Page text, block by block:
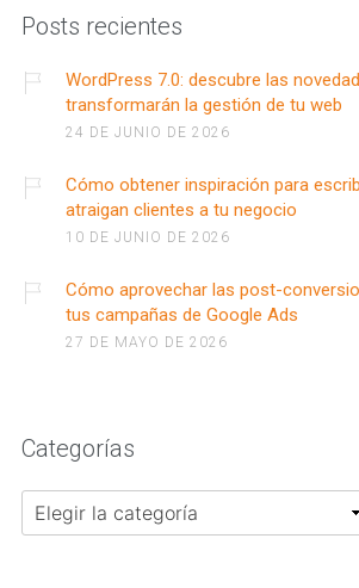
Posts recientes
WordPress 7.0: descubre las
transformarán la gestión de tu web
24 DE JUNIO DE 2026
Cómo obtener inspiración para
atraigan clientes a tu negocio
10 DE JUNIO DE 2026
Cómo aprovechar las post-
tus campañas de Google Ads
27 DE MAYO DE 2026
Categorías
Categorías